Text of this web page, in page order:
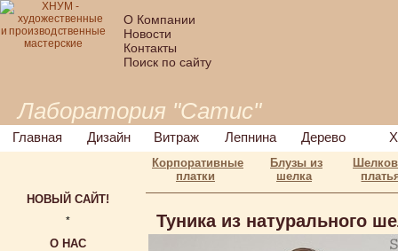
О Компании
Новости
Контакты
Поиск по сайту
Лаборатория "Сатис"
Главная Дизайн Витраж Лепнина Дерево
Корпоративные
платки
Блузы из
шелка
НОВЫЙ САЙТ!
*
О НАС
Туника из натурального